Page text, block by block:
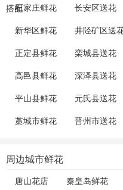
石家庄鲜花 长安区送花
新华区鲜花 井陉矿区送
正定县鲜花 栾城县送花
高邑县鲜花 深泽县送花
平山县鲜花 元氏县送花
藁城市鲜花 晋州市送花
周边城市鲜花
唐山花店 秦皇岛鲜花